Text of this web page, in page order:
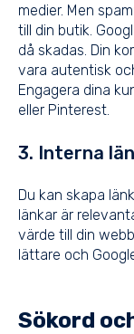
medier. Men
till din butik.
då skadas. Din
vara autentisk
Engagera dina
eller Pinterest.
3. Interna
Du kan skapa
länkar är
värde till din
lättare och
Sökord